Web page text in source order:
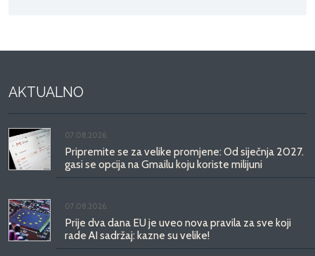
AKTUALNO
07.08.2026.
Pripremite se za velike promjene: Od siječnja 2027.
gasi se opcija na Gmailu koju koriste milijuni
07.08.2026.
Prije dva dana EU je uveo nova pravila za sve koji
rade AI sadržaj: kazne su velike!